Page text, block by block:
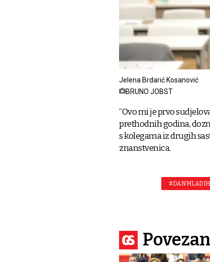
Jelena Brdarić Kosanović
BRUNO JOBST
“Ovo mi je prvo
prethodnih godina,
s kolegama iz drugih
znanstvenica.
#DAN